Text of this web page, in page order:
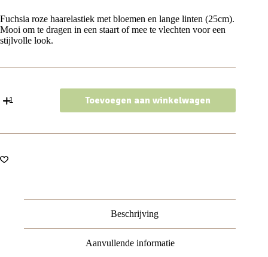
Fuchsia roze haarelastiek met bloemen en lange linten (25cm).
Mooi om te dragen in een staart of mee te vlechten voor een
stijlvolle look.
–
-
–
Toevoegen aan winkelwagen
Beschrijving
Aanvullende informatie